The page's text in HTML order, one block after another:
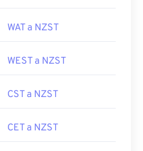
WAT a NZST
WEST a NZST
CST a NZST
CET a NZST